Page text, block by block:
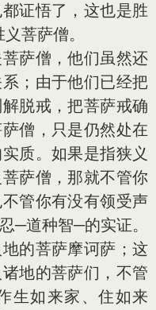
证悟了，这也是胜
菩萨僧。
萨僧，他们虽然还
；由于他们已经把
脱戒，把菩萨戒确
僧，只是仍然处在
质。如果是指狭义
萨僧，那就不管你
管你有没有领受声
─道种智─的实证。
的菩萨摩诃萨；这
地的菩萨们，不管
生如来家、住如来